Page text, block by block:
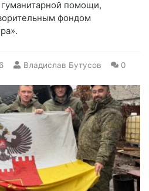
помощи,
фондом
Владислав Бутусов 0